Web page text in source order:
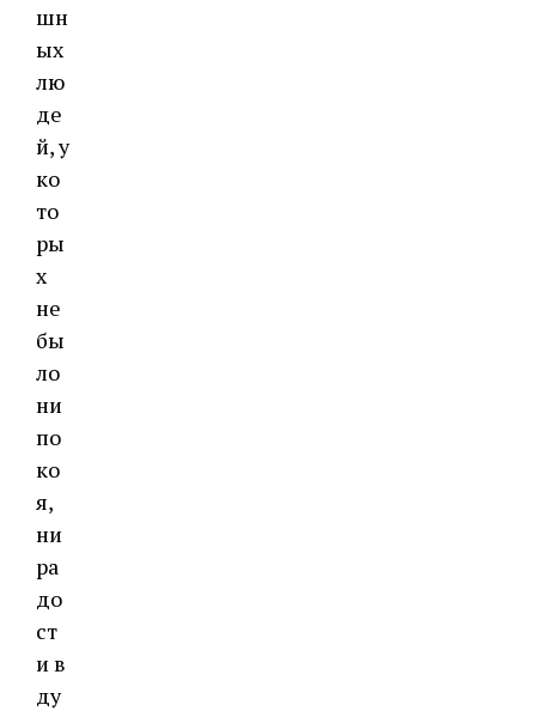
шн
ых
лю
де
й, у
ко
то
ры
х
не
бы
ло
ни
по
ко
я,
ни
ра
до
ст
и в
ду